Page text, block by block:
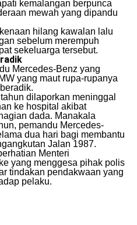
kemalangan berpunca
mewah yang dipandu
hilang kawalan lalu
sebelum merempuh
sekeluarga tersebut.
Mercedes-Benz yang
yang maut rupa-rupanya
dilaporkan meninggal
ke hospital akibat
dada. Manakala
pemandu Mercedes-
dua hari bagi membantu
Jalan 1987.
Menteri
yang menggesa pihak polis
tindakan pendakwaan yang
pelaku.